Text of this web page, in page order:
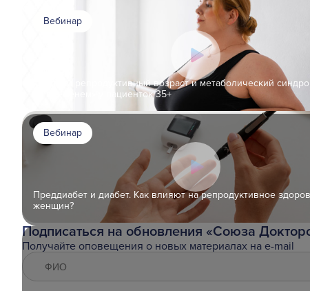
Вебинар
Поздний репродуктивный возраст и метаболический
со временем» у пациенток 35+
Вебинар
Преддиабет и диабет. Как влияют на репродуктивное
женщин?
Подписаться на обновления «Союза
Получайте оповещения о новых материалах на e-mail